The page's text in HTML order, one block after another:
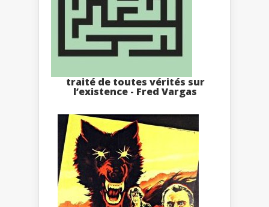
traité de toutes vérités sur
l’existence - Fred Vargas